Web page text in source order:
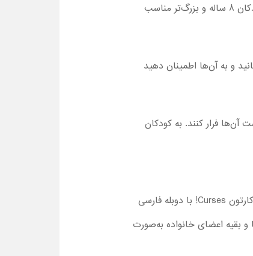
روند سریع داستان و خطرات موجود در ماموریت کاراکترهای اصلی باعث شده که تماشا سریال !Curses برای کودکان 8 ساله و بزرگ‌تر مناسب
و به آن‌ها اطمینان دهید
آن‌ها فرار کنند. به کودکان
در آفرینک امکان تماشا سریال کامل نفرین! 2023 با دوبله فارسی کامل وجود دارد. علاوه‌بر تماشا آنلاین، امکان دانلود کارتون Curses! با دوبله فارسی
بقیه اعضای خانواده به‌صورت